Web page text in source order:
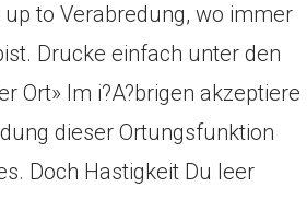
to Verabredung, wo immer
Drucke einfach unter den
Ort» Im i?A?brigen akzeptiere
dieser Ortungsfunktion
Doch Hastigkeit Du leer